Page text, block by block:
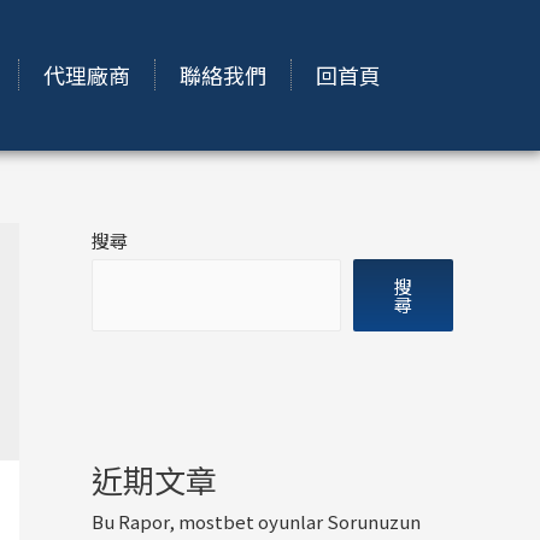
代理廠商 聯絡我們 回首頁
搜尋
搜
尋
近期文章
Bu Rapor, mostbet oyunlar Sorunuzun